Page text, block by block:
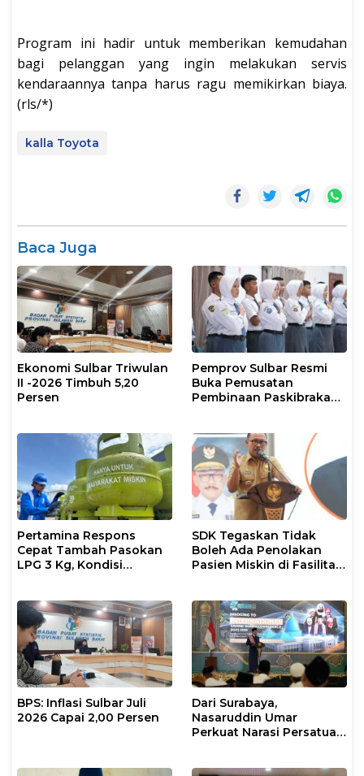
Program ini hadir untuk memberikan kemudahan
bagi pelanggan yang ingin melakukan servis
kendaraannya tanpa harus ragu memikirkan biaya.
(rls/*)
kalla Toyota
Baca Juga
Ekonomi Sulbar Triwulan
II -2026 Timbuh 5,20
Persen
Pemprov Sulbar Resmi
Buka Pemusatan
Pembinaan Paskibraka
Pertamina Respons
Cepat Tambah Pasokan
LPG 3 Kg, Kondisi
SDK Tegaskan Tidak
Boleh Ada Penolakan
Pasien Miskin di Fasilitas
BPS: Inflasi Sulbar Juli
2026 Capai 2,00 Persen
Dari Surabaya,
Nasaruddin Umar
Perkuat Narasi Persatuan